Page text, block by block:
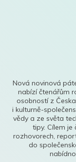
Nová novinová
nabízí čtenářům
osobností z
i kulturně-
vědy a ze světa
tipy. Cílem
rozhovorech,
do